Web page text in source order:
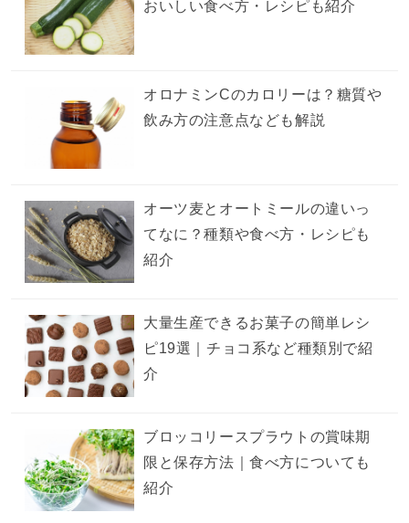
おいしい食べ方・レシピも紹介
オロナミンCのカロリーは？糖質や
飲み方の注意点なども解説
オーツ麦とオートミールの違いっ
てなに？種類や食べ方・レシピも
紹介
大量生産できるお菓子の簡単レシ
ピ19選｜チョコ系など種類別で紹
介
ブロッコリースプラウトの賞味期
限と保存方法｜食べ方についても
紹介